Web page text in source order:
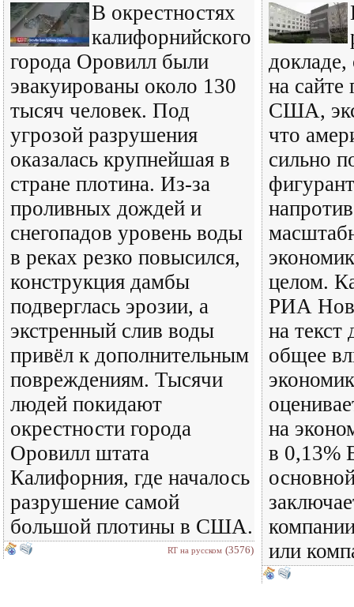
В окрестностях
калифорнийского
города Оровилл были
эвакуированы около 130
тысяч человек. Под
угрозой разрушения
оказалась крупнейшая в
стране плотина. Из-за
проливных дождей и
снегопадов уровень воды
в реках резко повысился,
конструкция дамбы
подверглась эрозии, а
экстренный слив воды
привёл к дополнительным
повреждениям. Тысячи
людей покидают
окрестности города
Оровилл штата
Калифорния, где началось
разрушение самой
большой плотины в США.
RT на русском (3576)
на сайте
США,
что
сильно
целом.
РИА
на текст
общее
на
в
или